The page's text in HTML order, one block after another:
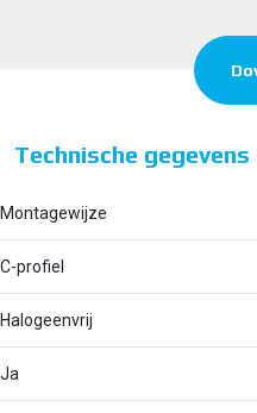
Technische gegevens
Montagewijze
C-profiel
Halogeenvrij
Ja